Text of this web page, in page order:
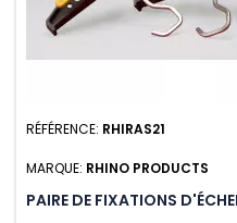
RÉFÉRENCE: RHIRAS21
MARQUE: RHINO PRODUCTS
PAIRE DE FIXATIONS